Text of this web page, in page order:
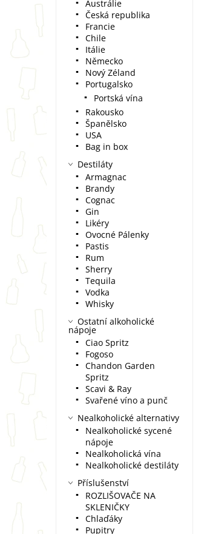
Austrálie
Česká republika
Francie
Chile
Itálie
Německo
Nový Zéland
Portugalsko
Portská vína
Rakousko
Španělsko
USA
Bag in box
Destiláty
Armagnac
Brandy
Cognac
Gin
Likéry
Ovocné Pálenky
Pastis
Rum
Sherry
Tequila
Vodka
Whisky
Ostatní alkoholické
nápoje
Ciao Spritz
Fogoso
Chandon Garden
Spritz
Scavi & Ray
Svařené víno a punč
Nealkoholické alternativy
Nealkoholické sycené
nápoje
Nealkoholická vína
Nealkoholické destiláty
Příslušenství
ROZLIŠOVAČE NA
SKLENIČKY
Chlaďáky
Pupitry